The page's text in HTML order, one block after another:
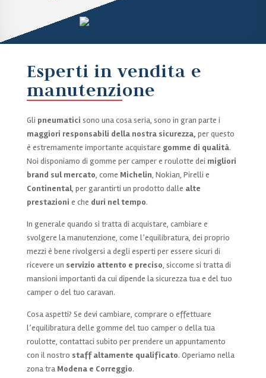
Esperti in vendita e
manutenzione
Gli pneumatici sono una cosa seria, sono in gran parte i
maggiori responsabili della nostra sicurezza, per questo
è estremamente importante acquistare gomme di qualità.
Noi disponiamo di gomme per camper e roulotte dei migliori
brand sul mercato, come Michelin, Nokian, Pirelli e
Continental, per garantirti un prodotto dalle alte
prestazioni e che duri nel tempo.
In generale quando si tratta di acquistare, cambiare e
svolgere la manutenzione, come l’equilibratura, dei proprio
mezzi è bene rivolgersi a degli esperti per essere sicuri di
ricevere un servizio attento e preciso, siccome si tratta di
mansioni importanti da cui dipende la sicurezza tua e del tuo
camper o del tuo caravan.
Cosa aspetti? Se devi cambiare, comprare o effettuare
l’equilibratura delle gomme del tuo camper o della tua
roulotte, contattaci subito per prendere un appuntamento
con il nostro staff altamente qualificato. Operiamo nella
zona tra Modena e Correggio.